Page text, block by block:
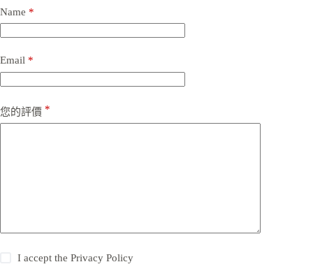
Name *
Email *
您的評價 *
I accept thePrivacy Policy